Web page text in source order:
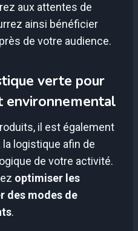
aux attentes de
ainsi bénéficier
de votre audience.
verte pour
environnemental
il est également
logistique afin de
de votre activité.
optimiser les
des modes de
.